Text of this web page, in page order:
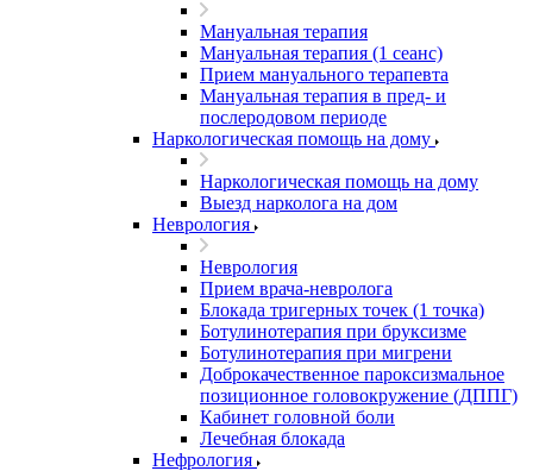
Мануальная терапия
Мануальная терапия (1 сеанс)
Прием мануального терапевта
Мануальная терапия в пред- и
послеродовом периоде
Наркологическая помощь на дому
Наркологическая помощь на дому
Выезд нарколога на дом
Неврология
Неврология
Прием врача-невролога
Блокада тригерных точек (1 точка)
Ботулинотерапия при бруксизме
Ботулинотерапия при мигрени
Доброкачественное пароксизмальное
позиционное головокружение (ДППГ)
Кабинет головной боли
Лечебная блокада
Нефрология